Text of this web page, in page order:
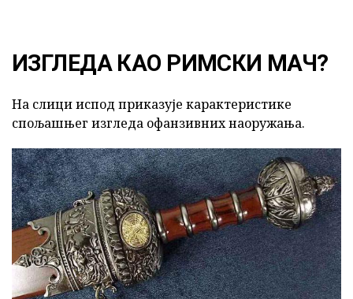
ИЗГЛЕДА КАО РИМСКИ МАЧ?
На слици испод приказује карактеристике
спољашњег изгледа офанзивних наоружања.